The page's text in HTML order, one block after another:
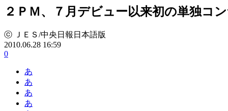
２ＰＭ、７月デビュー以来初の単独コ
ⓒ ＪＥＳ/中央日報日本語版
2010.06.28 16:59
0
あ
あ
あ
あ